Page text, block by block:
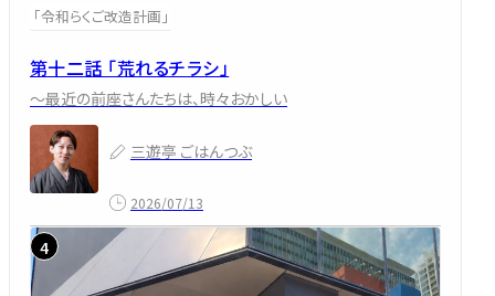
「令和らくご改造計画」
第十二話 「荒れるチラシ」
～最近の前座さんたちは、時々おかしい
三遊亭 ごはんつぶ
2026/07/13